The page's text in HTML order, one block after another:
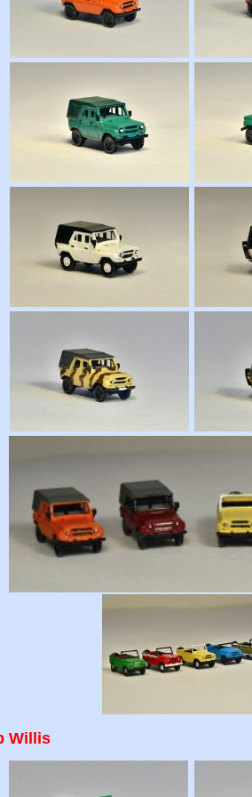
Willis